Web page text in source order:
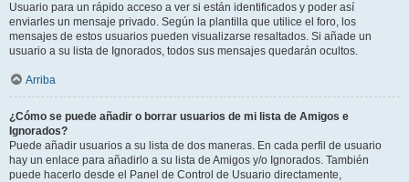
Usuario para un rápido acceso a ver si están identificados y poder así
enviarles un mensaje privado. Según la plantilla que utilice el foro, los
mensajes de estos usuarios pueden visualizarse resaltados. Si añade un
usuario a su lista de Ignorados, todos sus mensajes quedarán ocultos.
Arriba
¿Cómo se puede añadir o borrar usuarios de mi lista de Amigos e
Ignorados?
Puede añadir usuarios a su lista de dos maneras. En cada perfil de usuario
hay un enlace para añadirlo a su lista de Amigos y/o Ignorados. También
puede hacerlo desde el Panel de Control de Usuario directamente,